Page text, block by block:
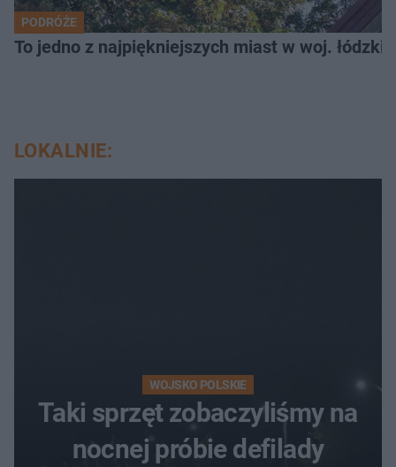
PODRÓŻE
To jedno z najpiękniejszych miast w woj.
LOKALNIE:
WOJSKO POLSKIE
Taki sprzęt zobaczyliśmy na
nocnej próbie defilady